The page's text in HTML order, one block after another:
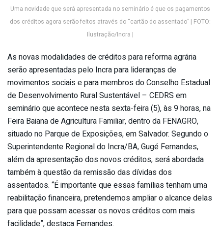
Uma novidade que será apresentada no seminário é que os pagamentos
dos créditos agora serão feitos através do “cartão do assentado” | FOTO:
Ilustração/Incra |
As novas modalidades de créditos para reforma agrária
serão apresentadas pelo Incra para lideranças de
movimentos sociais e para membros do Conselho Estadual
de Desenvolvimento Rural Sustentável – CEDRS em
seminário que acontece nesta sexta-feira (5), às 9 horas, na
Feira Baiana de Agricultura Familiar, dentro da FENAGRO,
situado no Parque de Exposições, em Salvador. Segundo o
Superintendente Regional do Incra/BA, Gugé Fernandes,
além da apresentação dos novos créditos, será abordada
também à questão da remissão das dívidas dos
assentados. “É importante que essas famílias tenham uma
reabilitação financeira, pretendemos ampliar o alcance delas
para que possam acessar os novos créditos com mais
facilidade”, destaca Fernandes.